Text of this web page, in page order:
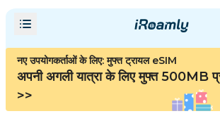
नए उपयोगकर्ताओं के लिए: मुफ्त ट्रायल eSIM
अपनी अगली यात्रा के लिए मुफ्त 500MB
>>